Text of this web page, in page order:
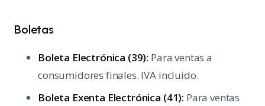
Boletas
Boleta Electrónica (39): Para ventas a
consumidores finales. IVA incluido.
Boleta Exenta Electrónica (41): Para ventas